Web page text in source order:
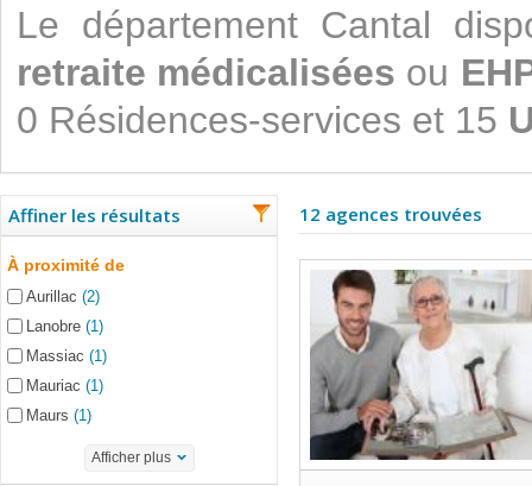
Le département Cantal
retraite médicalisées ou
0 Résidences-services et 15
Affiner les résultats
À proximité de
Aurillac (2)
Lanobre (1)
Massiac (1)
Mauriac (1)
Maurs (1)
Afficher plus
12 agences trouvées